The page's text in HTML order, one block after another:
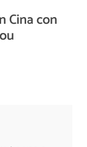
Cina con